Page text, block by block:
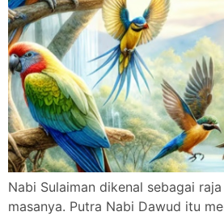
Nabi Sulaiman dikenal sebagai
masanya. Putra Nabi Dawud itu